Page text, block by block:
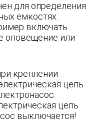
для определения
емкостях.
включать
оповещение или
креплении
цепь
цепь
выключается!